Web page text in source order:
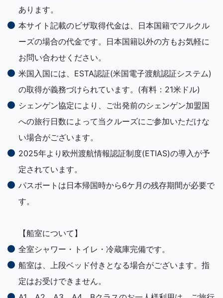
あります。
本サイト記載のビザ取得代金は、日本国籍でフルクル
ーズの場合の代金です。日本国籍以外の方もお気軽に
お問い合わせください。
米国入国には、ESTA認証(米国電子渡航認証システム)
の取得が義務づけられています。(有料：21米ドル)
シェンゲン協定により、ご出発前のシェンゲン加盟国
への旅行日数によって当クルーズにご参加いただけな
い場合がございます。
2025年より欧州渡航情報認証制度(ETIAS)の導入が予
定されています。
パスポートは日本帰国時から6ケ月の残存期間が必要で
す。
【船室について】
全室シャワー・トイレ・冷蔵庫完備です。
船室は、上段ベッド付きとなる場合がございます。指
定はお受けできません。